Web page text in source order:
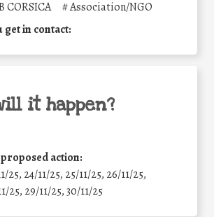
CORSICA #Association/NGO
get in contact:
it happen?
action:
25, 24/11/25, 25/11/25, 26/11/25,
25, 29/11/25,30/11/25